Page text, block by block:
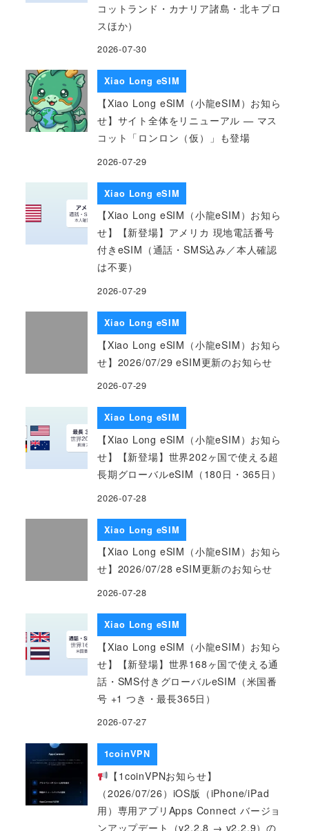
コットランド・カナリア諸島・北キプロ
スほか）
2026-07-30
Xiao Long eSIM
【Xiao Long eSIM（小龍eSIM）お知ら
せ】サイト全体をリニューアル — マス
コット「ロンロン（仮）」も登場
2026-07-29
Xiao Long eSIM
【Xiao Long eSIM（小龍eSIM）お知ら
せ】【新登場】アメリカ 現地電話番号
付きeSIM（通話・SMS込み／本人確認
は不要）
2026-07-29
Xiao Long eSIM
【Xiao Long eSIM（小龍eSIM）お知ら
せ】2026/07/29 eSIM更新のお知らせ
2026-07-29
Xiao Long eSIM
【Xiao Long eSIM（小龍eSIM）お知ら
せ】【新登場】世界202ヶ国で使える超
長期グローバルeSIM（180日・365日）
2026-07-28
Xiao Long eSIM
【Xiao Long eSIM（小龍eSIM）お知ら
せ】2026/07/28 eSIM更新のお知らせ
2026-07-28
Xiao Long eSIM
【Xiao Long eSIM（小龍eSIM）お知ら
せ】【新登場】世界168ヶ国で使える通
話・SMS付きグローバルeSIM（米国番
号 +1 つき・最長365日）
2026-07-27
1coinVPN
【1coinVPNお知らせ】
（2026/07/26）iOS版（iPhone/iPad
用）専用アプリApps Connect バージョ
ンアップデート（v2.2.8 → v2.2.9）の